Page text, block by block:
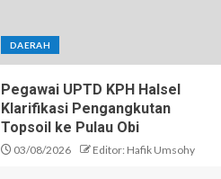
DAERAH
Pegawai UPTD KPH Halsel
Klarifikasi Pengangkutan
Topsoil ke Pulau Obi
03/08/2026 Editor: Hafik Umsohy